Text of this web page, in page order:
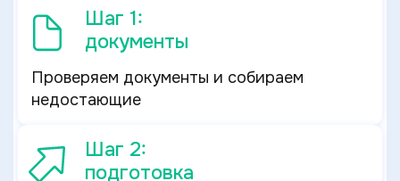
Шаг 1:
документы
Проверяем документы и собираем
недостающие
Шаг 2:
подготовка